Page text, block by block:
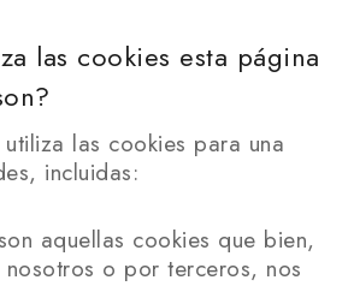
las cookies esta página
las cookies para una
incluidas:
aquellas cookies que bien,
o por terceros, nos